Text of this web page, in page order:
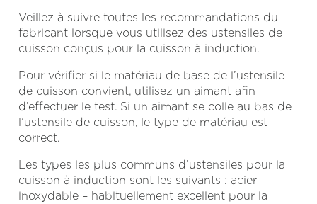
Veillez à suivre toutes les recommandations du
fabricant lorsque vous utilisez des ustensiles de
cuisson conçus pour la cuisson à induction.
Pour vérifier si le matériau de base de l’ustensile
de cuisson convient, utilisez un aimant afin
d’effectuer le test. Si un aimant se colle au bas de
l’ustensile de cuisson, le type de matériau est
correct.
Les types les plus communs d’ustensiles pour la
cuisson à induction sont les suivants : acier
inoxydable – habituellement excellent pour la